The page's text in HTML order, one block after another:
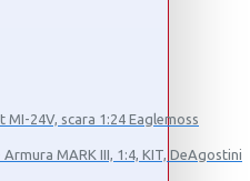
24V, scara 1:24 Eaglemoss
MARK III, 1:4, KIT, DeAgostini